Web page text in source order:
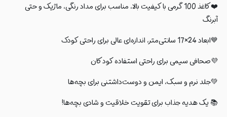
❤️کاغذ 100 گرمی با کیفیت بالا، مناسب برای مداد رنگی، ماژیک و حتی
آبرنگ
💙ابعاد 24×17 سانتی‌متر، اندازه‌ای عالی برای راحتی کودک
💜صحافی سیمی برای راحتی استفاده کودکان
💚جلد نرم و سبک، ایمن و دوست‌داشتنی برای بچه‌ها
📚 یک هدیه جذاب برای تقویت خلاقیت و شادی بچه‌ها!